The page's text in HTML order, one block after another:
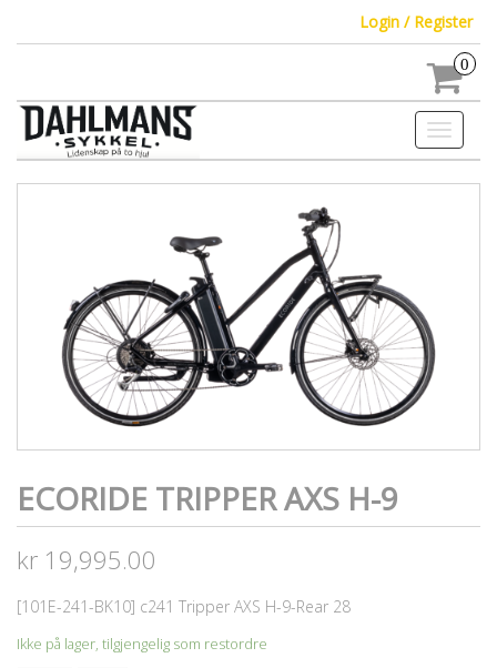
Login / Register
0
Toggle
ECORIDE TRIPPER AXS H-9
kr 19,995.00
[101E-241-BK10] c241 Tripper AXS H-9-Rear 28
Ikke på lager, tilgjengelig som restordre